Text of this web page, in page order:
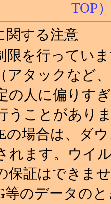
関する注意
限を行ってい
アタックなど
の人に偏りす
うことがあり
の場合は、ダ
れます。ウイ
保証はできま
等のデータの